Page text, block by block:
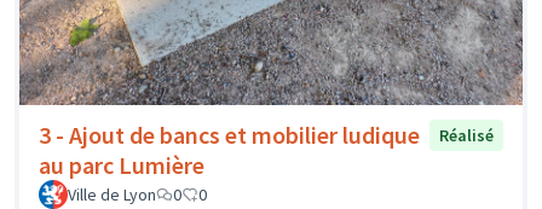
3 - Ajout de bancs et mobilier ludique
au parc Lumière
Réalisé
Ville de Lyon 0 0